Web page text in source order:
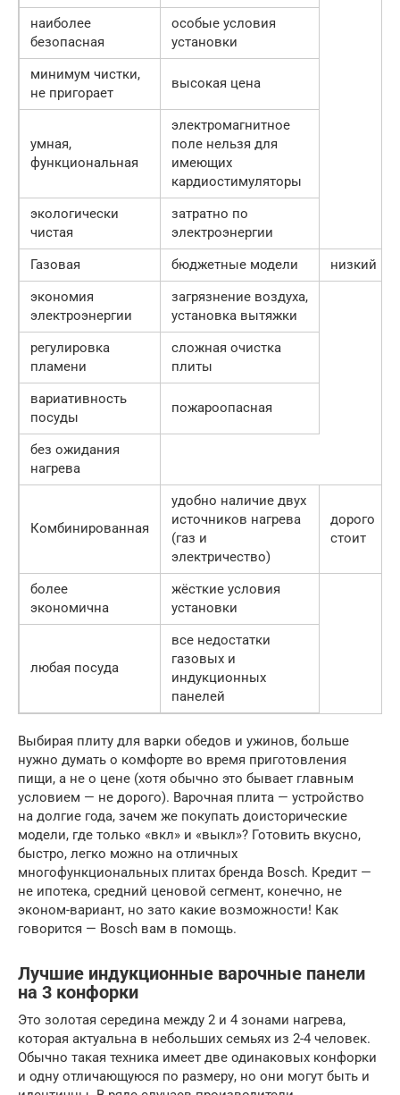
наиболее
безопасная
особые условия
установки
минимум чистки,
не пригорает
высокая цена
умная,
функциональная
электромагнитное
поле нельзя для
имеющих
кардиостимуляторы
экологически
чистая
затратно по
электроэнергии
Газовая
бюджетные модели
низкий
экономия
электроэнергии
загрязнение воздуха,
установка вытяжки
регулировка
пламени
сложная очистка
плиты
вариативность
посуды
пожароопасная
без ожидания
нагрева
Комбинированная
удобно наличие двух
источников нагрева
(газ и
электричество)
дорого
стоит
более
экономична
жёсткие условия
установки
любая посуда
все недостатки
газовых и
индукционных
панелей
Выбирая плиту для варки обедов и ужинов, больше
нужно думать о комфорте во время приготовления
пищи, а не о цене (хотя обычно это бывает главным
условием — не дорого). Варочная плита — устройство
на долгие года, зачем же покупать доисторические
модели, где только «вкл» и «выкл»? Готовить вкусно,
быстро, легко можно на отличных
многофункциональных плитах бренда Bosch. Кредит —
не ипотека, средний ценовой сегмент, конечно, не
эконом-вариант, но зато какие возможности! Как
говорится — Bosch вам в помощь.
Лучшие индукционные варочные панели
на 3 конфорки
Это золотая середина между 2 и 4 зонами нагрева,
которая актуальна в небольших семьях из 2-4 человек.
Обычно такая техника имеет две одинаковых конфорки
и одну отличающуюся по размеру, но они могут быть и